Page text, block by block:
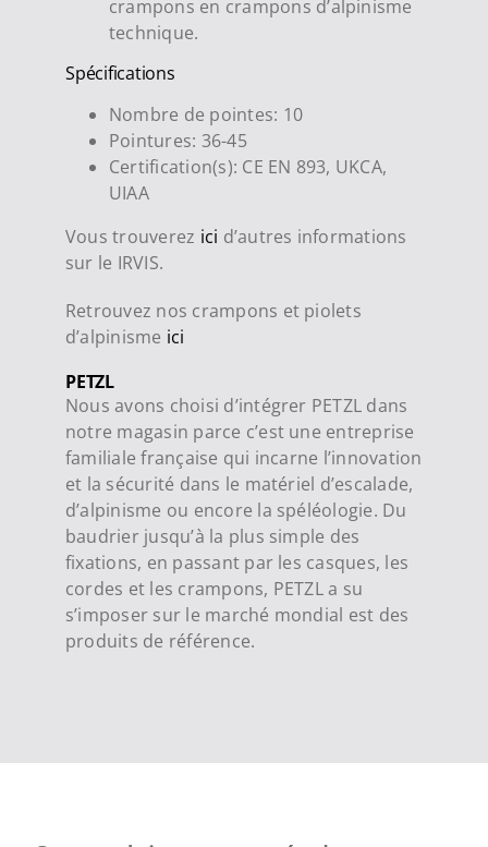
crampons en crampons d’alpinisme
technique.
Spécifications
Nombre de pointes: 10
Pointures: 36-45
Certification(s): CE EN 893, UKCA,
UIAA
Vous trouverez ici d’autres informations
sur le IRVIS.
Retrouvez nos crampons et piolets
d’alpinisme ici
PETZL
Nous avons choisi d’intégrer PETZL dans
notre magasin parce c’est une entreprise
familiale française qui incarne l’innovation
et la sécurité dans le matériel d’escalade,
d’alpinisme ou encore la spéléologie. Du
baudrier jusqu’à la plus simple des
fixations, en passant par les casques, les
cordes et les crampons, PETZL a su
s’imposer sur le marché mondial est des
produits de référence.